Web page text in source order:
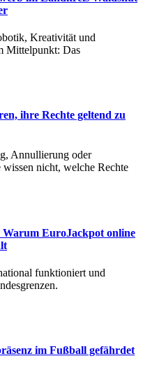
Kreativität und
Mittelpunkt: Das
ihre Rechte geltend zu
Annullierung oder
wissen nicht, welche Rechte
EuroJackpot online
funktioniert und
im Fußball gefährdet